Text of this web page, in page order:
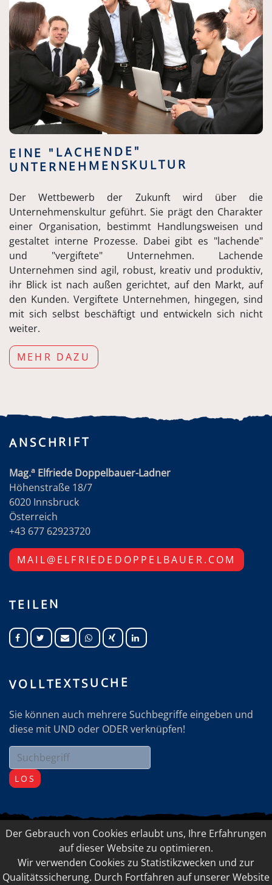
Der Gebrauch von Cookies erlaubt uns, Ihre Erfahrungen
auf dieser Website zu optimieren.
Wir verwenden Cookies zu Statistikzwecken und zur
Qualitätssicherung. Durch Fortfahren auf unserer Website
EINE "LACHENDE"
UNTERNEHMENSKULTUR
Der Wettbewerb der Zukunft wird über die
Unternehmenskultur geführt. Sie prägt den Charakter
einer Organisation, bestimmt Handlungsweisen und
gestaltet interne Prozesse. Dabei gibt es "lachende"
und "vergiftete" Unternehmen. Lachende
Unternehmen sind agil, robust, kreativ und produktiv,
ihr Blick ist nach außen gerichtet, auf den Markt, auf
den Kunden. Vergiftete Unternehmen, hingegen, sind
mit sich selbst beschäftigt und entwickeln sich nicht
weiter.
MEHR DAZU
ANSCHRIFT
Mag.a Elfriede Doppelbauer-Ladner
Höhenstraße 18/7
6020 Innsbruck
Österreich
+43 677 62923720
MAIL@ELFRIEDEDOPPELBAUER.COM
TEILEN
VOLLTEXTSUCHE
Sie können auch mehrere Suchbegriffe eingeben und
diese mit UND oder ODER verknüpfen!
LOS
© 2026 Elfriede Doppelbauer-Ladner, FEEL-GOOD
Management
IMPRESSUM
LINKSAMMLUNG